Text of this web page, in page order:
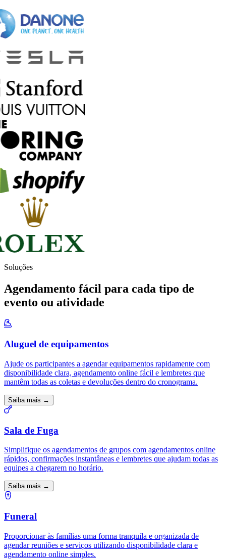
Soluções
Agendamento fácil para cada tipo de
evento ou atividade
Aluguel de equipamentos
Ajude os participantes a agendar equipamentos rapidamente com
disponibilidade clara, agendamento online fácil e lembretes que
mantêm todas as coletas e devoluções dentro do cronograma.
Saiba mais →
Sala de Fuga
Simplifique os agendamentos de grupos com agendamentos online
rápidos, confirmações instantâneas e lembretes que ajudam todas as
equipes a chegarem no horário.
Saiba mais →
Funeral
Proporcionar às famílias uma forma tranquila e organizada de
agendar reuniões e serviços utilizando disponibilidade clara e
agendamento online simples.